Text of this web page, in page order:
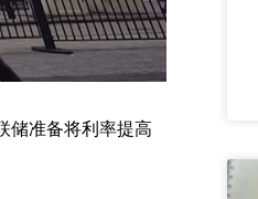
储准备将利率提高